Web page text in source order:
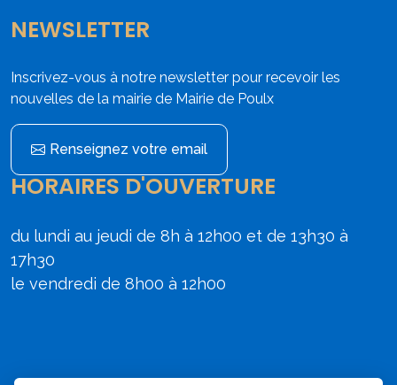
NEWSLETTER
Inscrivez-vous à notre newsletter pour recevoir les
nouvelles de la mairie de Mairie de Poulx
Renseignez votre email
HORAIRES D'OUVERTURE
du lundi au jeudi de 8h à 12h00 et de 13h30 à
17h30
le vendredi de 8h00 à 12h00